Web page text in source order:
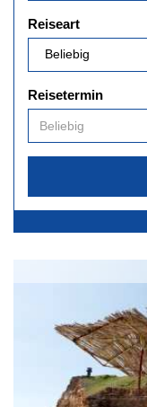
Reiseart
Reisetermin